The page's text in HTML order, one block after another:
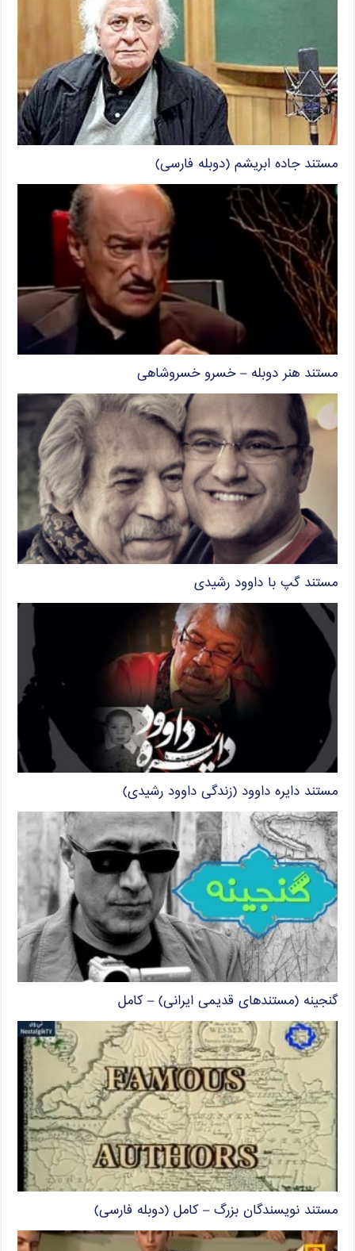
مستند جاده ابریشم (دوبله فارسی)
مستند هنر دوبله – خسرو خسروشاهی
مستند گپ با داوود رشیدی
مستند دایره داوود (زندگی داوود رشیدی)
گنجینه (مستندهای قدیمی ایرانی) – کامل
مستند نویسندگان بزرگ – کامل (دوبله فارسی)